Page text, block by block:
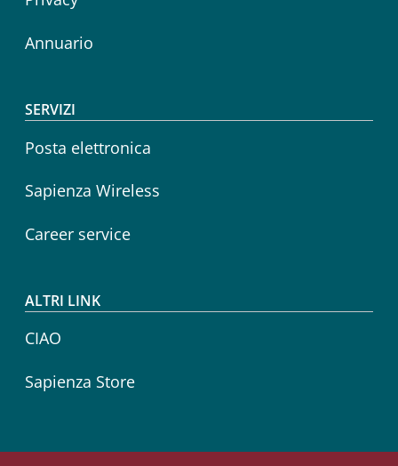
Annuario
SERVIZI
Posta elettronica
Sapienza Wireless
Career service
ALTRI LINK
CIAO
Sapienza Store